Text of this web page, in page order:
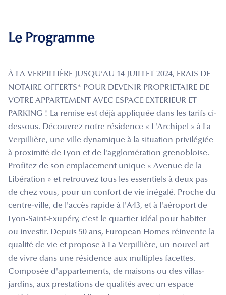
Le Programme
À LA VERPILLIÈRE JUSQU’AU 14 JUILLET 2024, FRAIS DE
NOTAIRE OFFERTS* POUR DEVENIR PROPRIETAIRE DE
VOTRE APPARTEMENT AVEC ESPACE EXTERIEUR ET
PARKING ! La remise est déjà appliquée dans les tarifs ci-
dessous. Découvrez notre résidence « L'Archipel » à La
Verpillière, une ville dynamique à la situation privilégiée
à proximité de Lyon et de l'agglomération grenobloise.
Profitez de son emplacement unique « Avenue de la
Libération » et retrouvez tous les essentiels à deux pas
de chez vous, pour un confort de vie inégalé. Proche du
centre-ville, de l'accès rapide à l'A43, et à l'aéroport de
Lyon-Saint-Exupéry, c'est le quartier idéal pour habiter
ou investir. Depuis 50 ans, European Homes réinvente la
qualité de vie et propose à La Verpillière, un nouvel art
de vivre dans une résidence aux multiples facettes.
Composée d'appartements, de maisons ou des villas-
jardins, aux prestations de qualités avec un espace